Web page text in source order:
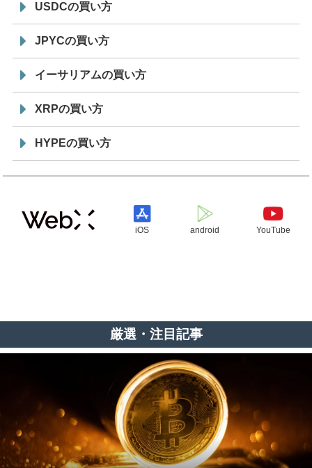
USDCの買い方
JPYCの買い方
イーサリアムの買い方
XRPの買い方
HYPEの買い方
iOS android YouTube
厳選・注目記事